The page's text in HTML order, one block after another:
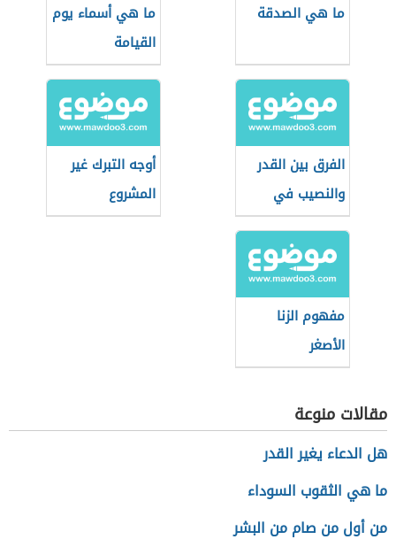
ما هي الصدقة
ما هي أسماء يوم
القيامة
الفرق بين القدر
والنصيب في
الإسلام
أوجه التبرك غير
المشروع
مفهوم الزنا
الأصغر
مقالات منوعة
هل الدعاء يغير القدر
ما هي الثقوب السوداء
من أول من صام من البشر